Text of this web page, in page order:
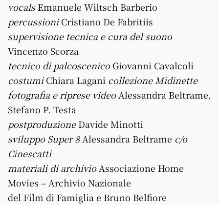
vocalsEmanuele Wiltsch Barberio
percussioniCristiano De Fabritiis
supervisione tecnica e cura del suono
Vincenzo Scorza
tecnico di palcoscenicoGiovanni Cavalcoli
costumiChiara Lagani collezione Midinette
fotografia e riprese video Alessandra Beltrame,
Stefano P. Testa
postproduzioneDavide Minotti
sviluppo Super 8 Alessandra Beltrame c/o
Cinescatti
materiali di archivio Associazione Home
Movies – Archivio Nazionale
del Film di Famiglia e Bruno Belfiore